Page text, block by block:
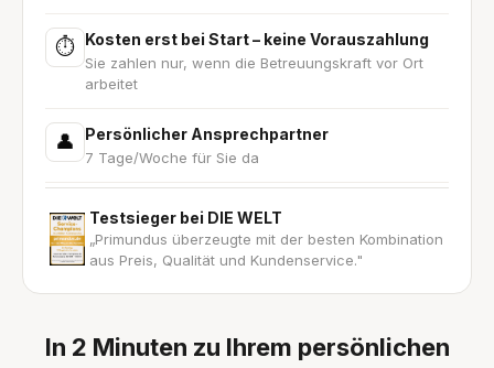
⏱ Kosten erst bei Start – keine Vorauszahlung
Sie zahlen nur, wenn die Betreuungskraft vor Ort
arbeitet
👤 Persönlicher Ansprechpartner
7 Tage/Woche für Sie da
Testsieger bei DIE WELT
„Primundus überzeugte mit der besten Kombination
aus Preis, Qualität und Kundenservice."
In 2 Minuten zu Ihrem persönlichen